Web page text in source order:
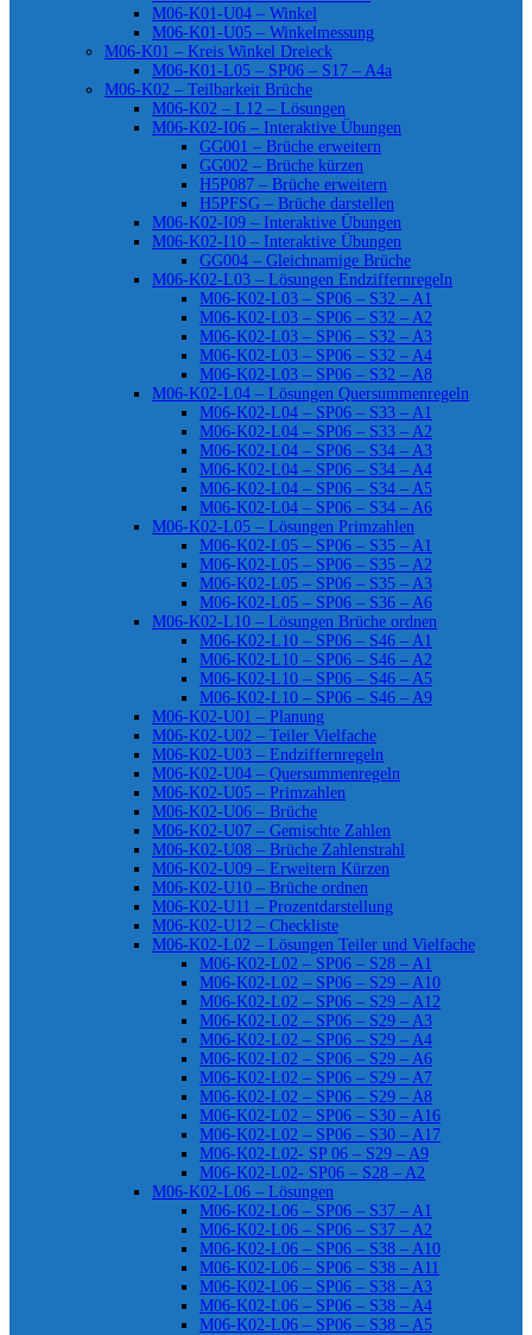
M06-K01-U04 – Winkel
M06-K01-U05 – Winkelmessung
M06-K01 – Kreis Winkel Dreieck
M06-K01-L05 – SP06 – S17 – A4a
M06-K02 – Teilbarkeit Brüche
M06-K02 – L12 – Lösungen
M06-K02-I06 – Interaktive Übungen
GG001 – Brüche erweitern
GG002 – Brüche kürzen
H5P087 – Brüche erweitern
H5PFSG – Brüche darstellen
M06-K02-I09 – Interaktive Übungen
M06-K02-I10 – Interaktive Übungen
GG004 – Gleichnamige Brüche
M06-K02-L03 – Lösungen Endziffernregeln
M06-K02-L03 – SP06 – S32 – A1
M06-K02-L03 – SP06 – S32 – A2
M06-K02-L03 – SP06 – S32 – A3
M06-K02-L03 – SP06 – S32 – A4
M06-K02-L03 – SP06 – S32 – A8
M06-K02-L04 – Lösungen Quersummenregeln
M06-K02-L04 – SP06 – S33 – A1
M06-K02-L04 – SP06 – S33 – A2
M06-K02-L04 – SP06 – S34 – A3
M06-K02-L04 – SP06 – S34 – A4
M06-K02-L04 – SP06 – S34 – A5
M06-K02-L04 – SP06 – S34 – A6
M06-K02-L05 – Lösungen Primzahlen
M06-K02-L05 – SP06 – S35 – A1
M06-K02-L05 – SP06 – S35 – A2
M06-K02-L05 – SP06 – S35 – A3
M06-K02-L05 – SP06 – S36 – A6
M06-K02-L10 – Lösungen Brüche ordnen
M06-K02-L10 – SP06 – S46 – A1
M06-K02-L10 – SP06 – S46 – A2
M06-K02-L10 – SP06 – S46 – A5
M06-K02-L10 – SP06 – S46 – A9
M06-K02-U01 – Planung
M06-K02-U02 – Teiler Vielfache
M06-K02-U03 – Endziffernregeln
M06-K02-U04 – Quersummenregeln
M06-K02-U05 – Primzahlen
M06-K02-U06 – Brüche
M06-K02-U07 – Gemischte Zahlen
M06-K02-U08 – Brüche Zahlenstrahl
M06-K02-U09 – Erweitern Kürzen
M06-K02-U10 – Brüche ordnen
M06-K02-U11 – Prozentdarstellung
M06-K02-U12 – Checkliste
M06-K02-L02 – Lösungen Teiler und Vielfache
M06-K02-L02 – SP06 – S28 – A1
M06-K02-L02 – SP06 – S29 – A10
M06-K02-L02 – SP06 – S29 – A12
M06-K02-L02 – SP06 – S29 – A3
M06-K02-L02 – SP06 – S29 – A4
M06-K02-L02 – SP06 – S29 – A6
M06-K02-L02 – SP06 – S29 – A7
M06-K02-L02 – SP06 – S29 – A8
M06-K02-L02 – SP06 – S30 – A16
M06-K02-L02 – SP06 – S30 – A17
M06-K02-L02- SP 06 – S29 – A9
M06-K02-L02- SP06 – S28 – A2
M06-K02-L06 – Lösungen
M06-K02-L06 – SP06 – S37 – A1
M06-K02-L06 – SP06 – S37 – A2
M06-K02-L06 – SP06 – S38 – A10
M06-K02-L06 – SP06 – S38 – A11
M06-K02-L06 – SP06 – S38 – A3
M06-K02-L06 – SP06 – S38 – A4
M06-K02-L06 – SP06 – S38 – A5